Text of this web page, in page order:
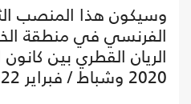
وسيكون هذا المنصب
الفرنسي في منطقة
الريان القطري بين
2020 وشباط / فبراير 2022.